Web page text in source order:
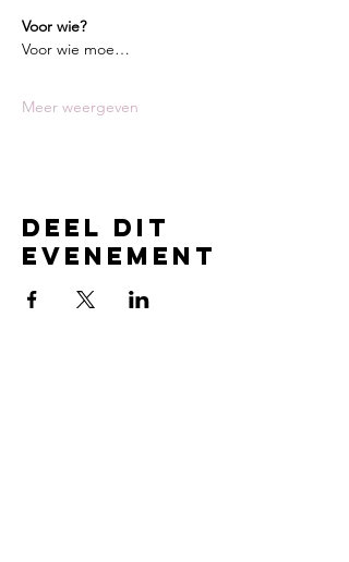
Voor wie?
Voor wie moe…
Meer weergeven
Deel dit
evenement